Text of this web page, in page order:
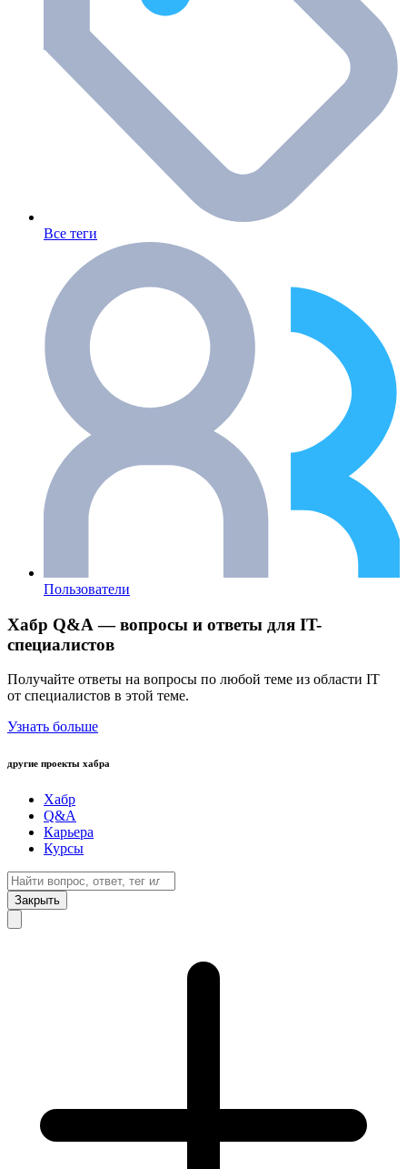
Все теги
Пользователи
Хабр Q&A — вопросы и ответы для IT-
специалистов
Получайте ответы на вопросы по любой теме из области IT
от специалистов в этой теме.
Узнать больше
другие проекты хабра
Хабр
Q&A
Карьера
Курсы
Закрыть